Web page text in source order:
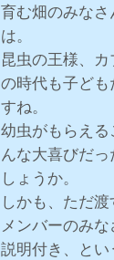
育む畑のみな
は。
昆虫の王様、
の時代も子ど
すね。
幼虫がもらえ
んな大喜びだ
しょうか。
しかも、ただ渡
メンバーのみ
説明付き、とい